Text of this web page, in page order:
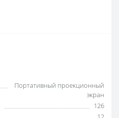
Портативный проекционный
экран
126